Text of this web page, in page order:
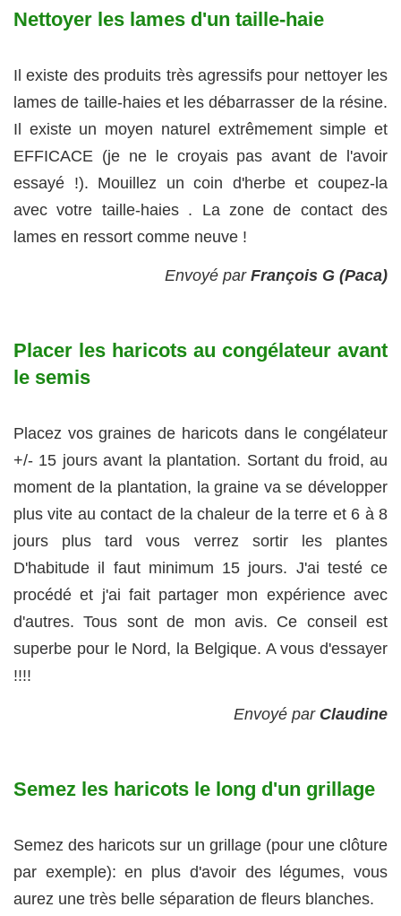
Nettoyer les lames d'un taille-haie
Il existe des produits très agressifs pour nettoyer les
lames de taille-haies et les débarrasser de la résine.
Il existe un moyen naturel extrêmement simple et
EFFICACE (je ne le croyais pas avant de l'avoir
essayé !). Mouillez un coin d'herbe et coupez-la
avec votre taille-haies . La zone de contact des
lames en ressort comme neuve !
Envoyé par François G (Paca)
Placer les haricots au congélateur avant
le semis
Placez vos graines de haricots dans le congélateur
+/- 15 jours avant la plantation. Sortant du froid, au
moment de la plantation, la graine va se développer
plus vite au contact de la chaleur de la terre et 6 à 8
jours plus tard vous verrez sortir les plantes
D'habitude il faut minimum 15 jours. J'ai testé ce
procédé et j'ai fait partager mon expérience avec
d'autres. Tous sont de mon avis. Ce conseil est
superbe pour le Nord, la Belgique. A vous d'essayer
!!!!
Envoyé par Claudine
Semez les haricots le long d'un grillage
Semez des haricots sur un grillage (pour une clôture
par exemple): en plus d'avoir des légumes, vous
aurez une très belle séparation de fleurs blanches.